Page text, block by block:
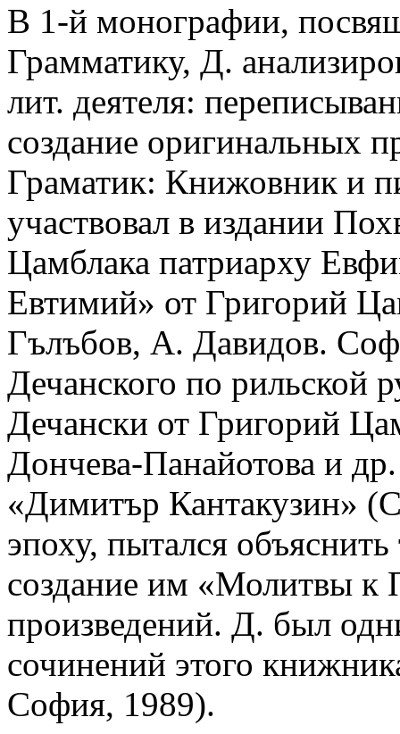
В 1-й монографии,
Грамматику, Д.
лит. деятеля:
создание оригинальных
Граматик: Книжовник и
участвовал в издании
Цамблака патриарху
Евтимий» от Григорий
Гълъбов, А. Давидов.
Дечанского по рильской
Дечански от Григорий
Дончева-Панайотова и
«Димитър Кантакузин»
эпоху, пытался
создание им «Молитвы к
произведений. Д. был
сочинений этого
София, 1989).